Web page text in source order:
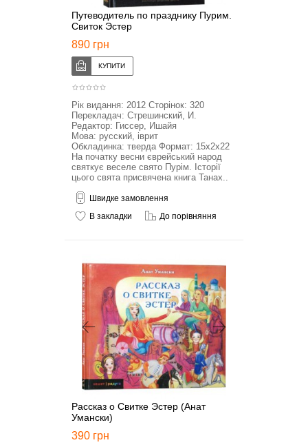
Путеводитель по празднику Пурим.
Свиток Эстер
890 грн
Рік видання: 2012 Сторінок: 320
Перекладач: Стрешинский, И.
Редактор: Гиссер, Ишайя
Мова: русский, іврит
Обкладинка: тверда Формат: 15x2x22
На початку весни єврейський народ
святкує веселе свято Пурім. Історії
цього свята присвячена книга Танах..
Швидке замовлення
В закладки
До порівняння
Рассказ о Свитке Эстер (Анат
Умански)
390 грн